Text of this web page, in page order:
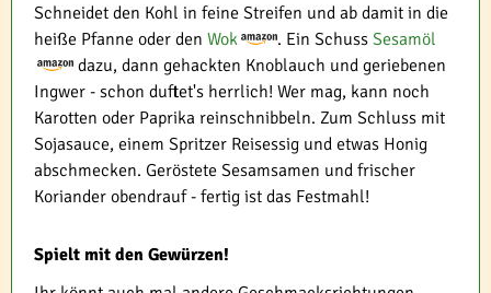
Schneidet den Kohl in feine Streifen und ab damit in die
heiße Pfanne oder den Wok . Ein Schuss Sesamöl
dazu, dann gehackten Knoblauch und geriebenen
Ingwer - schon duftet's herrlich! Wer mag, kann noch
Karotten oder Paprika reinschnibbeln. Zum Schluss mit
Sojasauce, einem Spritzer Reisessig und etwas Honig
abschmecken. Geröstete Sesamsamen und frischer
Koriander obendrauf - fertig ist das Festmahl!
Spielt mit den Gewürzen!